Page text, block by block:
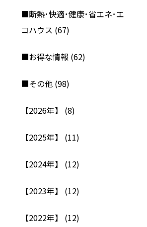
■断熱･快適･健康･省エネ･エ
コハウス (67)
■お得な情報 (62)
■その他 (98)
【2026年】 (8)
【2025年】 (11)
【2024年】 (12)
【2023年】 (12)
【2022年】 (12)